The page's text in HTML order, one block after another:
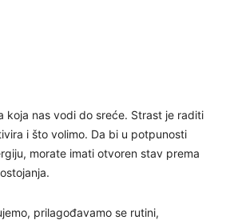
koja nas vodi do sreće. Strast je raditi
i što volimo. Da bi u potpunosti
morate imati otvoren stav prema
prilagođavamo se rutini,